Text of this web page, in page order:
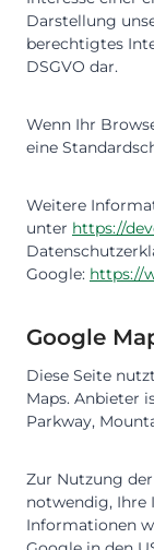
Darstellung
berechtigtes
DSGVO dar.
Wenn Ihr
eine
Weitere
unter https://
Google: https://
Google
Diese Seite
Maps. Anbieter
Parkway,
Zur Nutzung
notwendig, Ihre
Informationen